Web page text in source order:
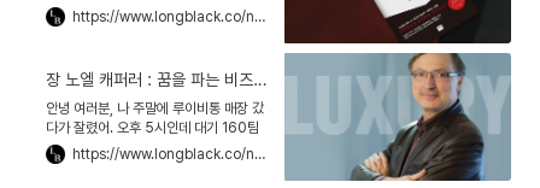
신이 그렇습니다. 커피 캡슐을 사면 기계
를 준다는 말에 덜컥 샀다가, 이제는 매달
라떼, 점심엔 에스프레소를 내려마시는
게 습관이 됐습니다. 장은수 편집문화실
험실 대표님은 앞으로도 더 많은 '공짜'가
쏟아질 거라 말합니다.
https://www.longblack.co/note/200
장 노엘 캐퍼러 : 꿈을 파는 비즈니스, 럭셔리로 시대의 욕망을 읽다
안녕 여러분, 나 주말에 루이비통 매장 갔
다가 잘렸어. 오후 5시인데 대기 160팀
이라서 줄 서도 들어갈 수가 없대. 참 나,
이런 게 바로 그 '만들어진 희소성
https://www.longblack.co/note/205